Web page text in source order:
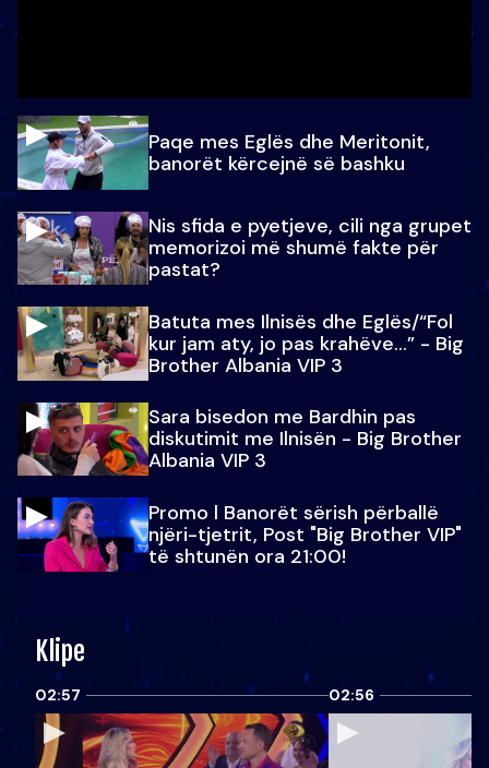
Paqe mes Eglës dhe Meritonit,
banorët kërcejnë së bashku
Nis sfida e pyetjeve, cili nga grupet
memorizoi më shumë fakte për
pastat?
Batuta mes Ilnisës dhe Eglës/“Fol
kur jam aty, jo pas krahëve…” - Big
Brother Albania VIP 3
Sara bisedon me Bardhin pas
diskutimit me Ilnisën - Big Brother
Albania VIP 3
Promo l Banorët sërish përballë
njëri-tjetrit, Post "Big Brother VIP"
të shtunën ora 21:00!
Klipe
02:57 02:56